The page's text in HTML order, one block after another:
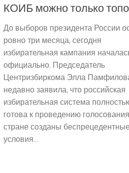
КОИБ можно только
До выборов президента России
ровно три месяца, сегодня
избирательная кампания
официально. Председатель
Центризбиркома Элла
недавно заявила, что российская
избирательная система
готова к проведению
стране созданы беспрецедентные
условия...